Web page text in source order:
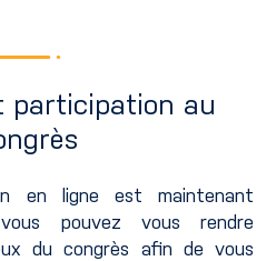
participation au
en ligne est maintenant
pouvez vous rendre
du congrès afin de vous